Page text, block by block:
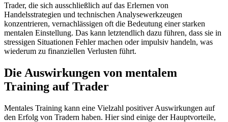
Trader, die sich ausschließlich auf das Erlernen von
Handelsstrategien und technischen Analysewerkzeugen
konzentrieren, vernachlässigen oft die Bedeutung einer starken
mentalen Einstellung. Das kann letztendlich dazu führen, dass sie in
stressigen Situationen Fehler machen oder impulsiv handeln, was
wiederum zu finanziellen Verlusten führt.
Die Auswirkungen von mentalem
Training auf Trader
Mentales Training kann eine Vielzahl positiver Auswirkungen auf
den Erfolg von Tradern haben. Hier sind einige der Hauptvorteile,